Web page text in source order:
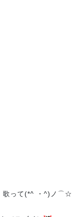
歌って(*^ ・^)ノ⌒☆